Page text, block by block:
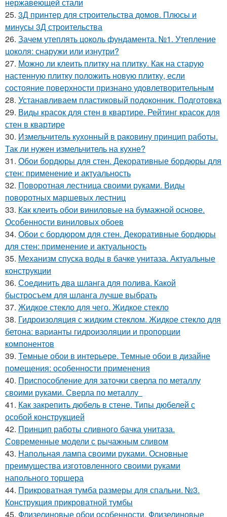
25. 3Д принтер для строительства домов. Плюсы и
минусы 3Д строительства
26. Зачем утеплять цоколь фундамента. №1. Утепление
цоколя: снаружи или изнутри?
27. Можно ли клеить плитку на плитку. Как на старую
настенную плитку положить новую плитку, если
состояние поверхности признано удовлетворительным
28. Устанавливаем пластиковый подоконник. Подготовка
29. Виды красок для стен в квартире. Рейтинг красок для
стен в квартире
30. Измельчитель кухонный в раковину принцип работы.
Так ли нужен измельчитель на кухне?
31. Обои бордюры для стен. Декоративные бордюры для
стен: применение и актуальность
32. Поворотная лестница своими руками. Виды
поворотных маршевых лестниц
33. Как клеить обои виниловые на бумажной основе.
Особенности виниловых обоев
34. Обои с бордюром для стен. Декоративные бордюры
для стен: применение и актуальность
35. Механизм спуска воды в бачке унитаза. Актуальные
конструкции
36. Соединить два шланга для полива. Какой
быстросъем для шланга лучше выбрать
37. Жидкое стекло для чего. Жидкое стекло
38. Гидроизоляция с жидким стеклом. Жидкое стекло для
бетона: варианты гидроизоляции и пропорции
компонентов
39. Темные обои в интерьере. Темные обои в дизайне
помещения: особенности применения
40. Приспособление для заточки сверла по металлу
своими руками. Сверла по металлу
41. Как закрепить дюбель в стене. Типы дюбелей с
особой конструкцией
42. Принцип работы сливного бачка унитаза.
Современные модели с рычажным сливом
43. Напольная лампа своими руками. Основные
преимущества изготовленного своими руками
напольного торшера
44. Прикроватная тумба размеры для спальни. №3.
Конструкция прикроватной тумбы
45. Флизелиновые обои особенности. Флизелиновые